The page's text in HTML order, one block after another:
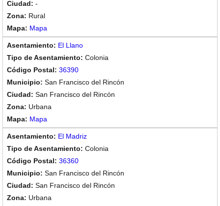
-
Rural
Mapa
El Llano
Colonia
36390
San Francisco del Rincón
San Francisco del Rincón
Urbana
Mapa
El Madriz
Colonia
36360
San Francisco del Rincón
San Francisco del Rincón
Urbana